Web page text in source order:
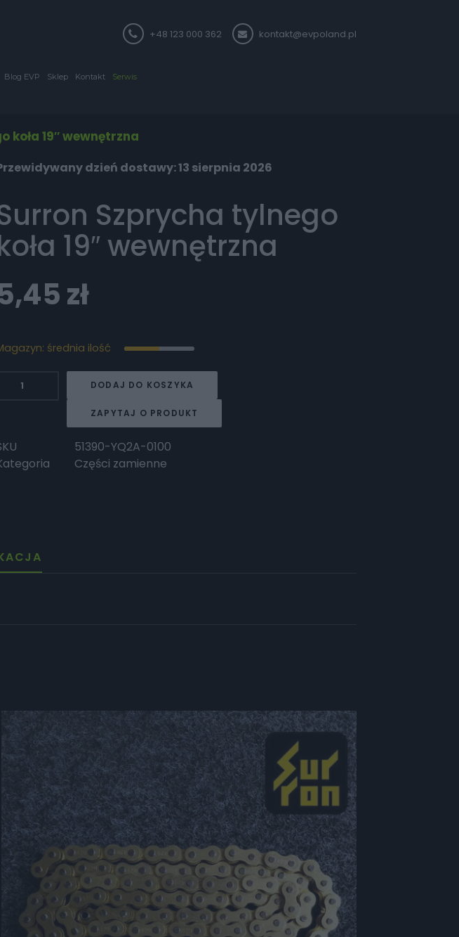
+48 123 000 362 kontakt@evpoland.pl
Blog EVP Sklep Kontakt Serwis
koła 19″ wewnętrzna
Szprycha tylnego
19″ wewnętrzna
zł
średnia ilość
DODAJ DO KOSZYKA
ZAPYTAJ O PRODUKT
dzień dostawy: 13 sierpnia 2026
51390-YQ2A-0100
Części zamienne